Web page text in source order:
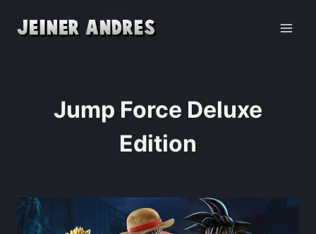
Jump Force Deluxe
Edition